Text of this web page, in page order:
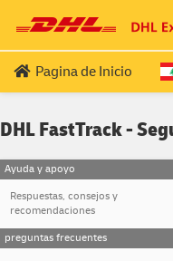
Pagina de Inicio
DHL FastTrack -
Ayuda y apoyo
Respuestas, consejos y
recomendaciones
preguntas frecuentes